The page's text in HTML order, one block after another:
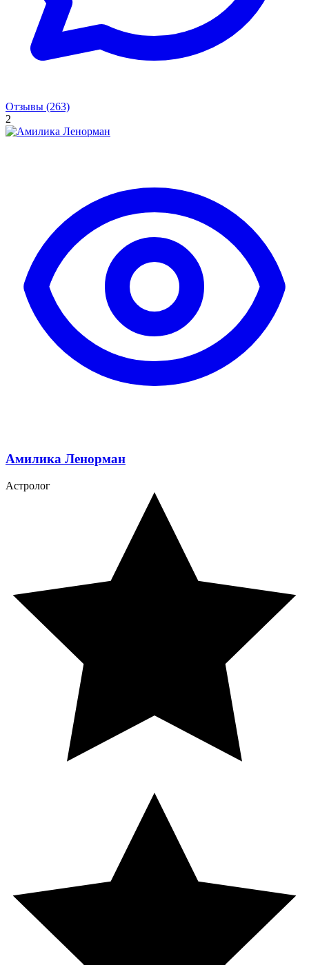
Отзывы (263)
2
Амилика Ленорман
Астролог